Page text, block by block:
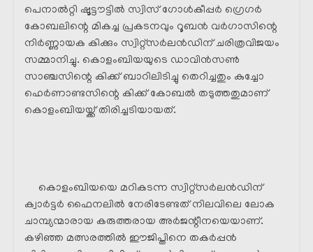
പെനാൽറ്റി ഷൂട്ടൗട്ടിൽ സ്വിസ് ഗോൾകീപ്പർ ഗ്രെഗർ
കോബലിന്റെ മികച്ച പ്രകടനവും റൂബൻ വർഗാസിന്റെ
നിർണ്ണായക കിക്കും സ്വിറ്റ്‌സർലൻഡിന് ചരിത്രവിജയം
സമ്മാനിച്ചു. കൊളംബിയയുടെ ഡാവിൻസൺ
സാഞ്ചസിന്റെ കിക്ക് ബാറിലിടിച്ചു തെറിച്ചതും കുച്ചോ
ഹെർണാണ്ടസിന്റെ കിക്ക് കോബൽ തടുത്തതുമാണ്
കൊളംബിയയ്ക്ക് തിരിച്ചടിയായത്.
കൊളംബിയയെ മറികടന്ന സ്വിറ്റ്‌സർലൻഡിന്
ക്വാർട്ടർ ഫൈനലിൽ നേരിടേണ്ടത് നിലവിലെ ലോക
ചാമ്പ്യന്മാരായ കരുത്തരായ അർജന്റീനയെയാണ്.
കഴിഞ്ഞ മത്സരത്തിൽ ഈജിപ്തിനെ തകർപ്പൻ